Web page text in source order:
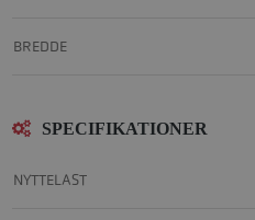
BREDDE
SPECIFIKATIONER
NYTTELAST